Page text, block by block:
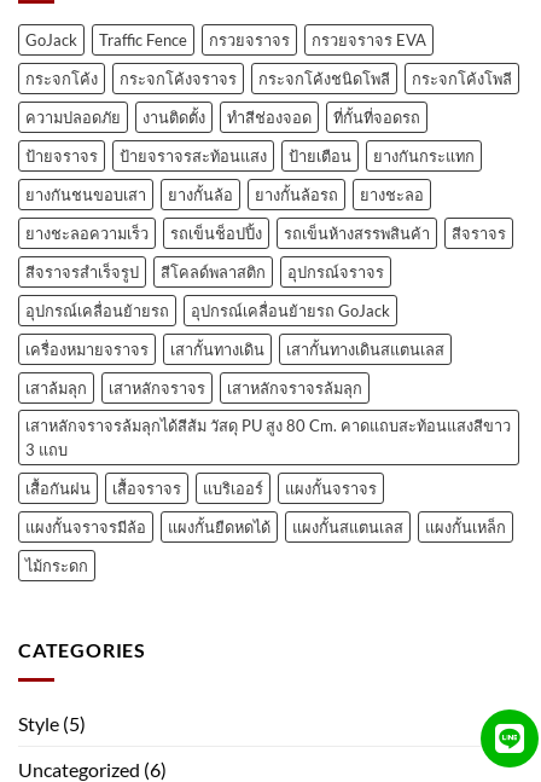
GoJack Traffic Fence กรวยจราจร
กรวยจราจร EVA
กระจกโค้ง
กระจกโค้งจราจร กระจกโค้งชนิดโพลี
กระจกโค้งโพลี
ความปลอดภัย
งานติดตั้ง ทำสีช่องจอด
ที่กั้นที่จอดรถ
ป้ายจราจร
ป้ายจราจรสะท้อนแสง ป้ายเตือน
ยางกันกระแทก
ยางกันชนขอบเสา
ยางกั้นล้อ ยางกั้นล้อรถ
ยางชะลอ
ยางชะลอความเร็ว
รถเข็นช็อปปิ้ง รถเข็นห้างสรรพสินค้า
สีจราจร
สีจราจรสำเร็จรูป
สีโคลด์พลาสติก
อุปกรณ์จราจร
อุปกรณ์เคลื่อนย้ายรถ
อุปกรณ์เคลื่อนย้ายรถ GoJack
เครื่องหมายจราจร
เสากั้นทางเดิน
เสากั้นทางเดินสแตนเลส
เสาล้มลุก
เสาหลักจราจร
เสาหลักจราจรล้มลุก
เสาหลักจราจรล้มลุกได้สีส้ม วัสดุ PU สูง 80 Cm. คาดแถบสะท้อนแสงสีขาว
3 แถบ
เสื้อกันฝน
เสื้อจราจร แบริเออร์
แผงกั้นจราจร
แผงกั้นจราจรมีล้อ
แผงกั้นยืดหดได้ แผงกั้นสแตนเลส
แผงกั้นเหล็ก
ไม้กระดก
CATEGORIES
Style (5)
Uncategorized (6)